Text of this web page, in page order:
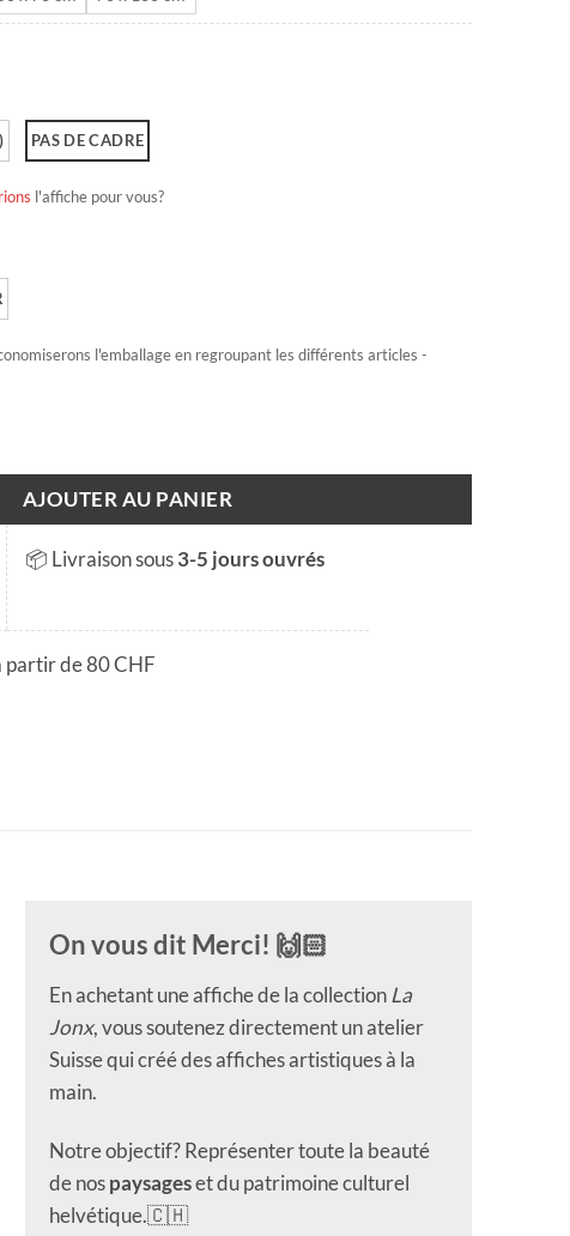
PAS DE CADRE
l'affiche pour vous?
l'emballage en regroupant les différents articles -
- Genève
AJOUTER AU PANIER
📦 Livraison sous3-5 jours ouvrés
partir de 80 CHF
On vous dit Merci! 🙌🏻
En achetant une affiche de la collection La
Jonx, vous soutenez directement un atelier
Suisse qui créé des affiches artistiques à la
main.
Notre objectif? Représenter toute la beauté
de nospaysageset du patrimoine culturel
helvétique.🇨🇭